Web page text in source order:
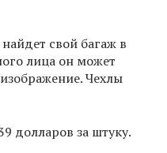
свой багаж в
лица он может
Чехлы
долларов за штуку.